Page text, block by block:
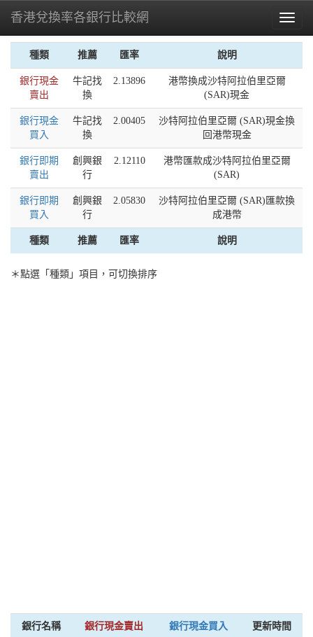
Toggle
香港兌換率各銀行比較網
種類 推薦 匯率 說明
銀行現金
賣出
牛記找
換
2.13896
港幣換成沙特阿拉伯里亞爾
(SAR)現金
銀行現金
買入
牛記找
換
2.00405
沙特阿拉伯里亞爾 (SAR)現金換
回港幣現金
銀行即期
賣出
創興銀
行
2.12110
港幣匯款成沙特阿拉伯里亞爾
(SAR)
銀行即期
買入
創興銀
行
2.05830
沙特阿拉伯里亞爾 (SAR)匯款換
成港幣
種類 推薦 匯率 說明
＊點選「種類」項目，可切換排序
銀行名稱 銀行現金賣出 銀行現金買入 更新時間